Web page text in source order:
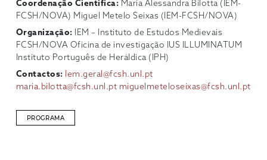
Coordenação Cientifica: Maria Alessandra Bilotta (IEM-
FCSH/NOVA) Miguel Metelo Seixas (IEM-FCSH/NOVA)
Organização: IEM – Instituto de Estudos Medievais
FCSH/NOVA Oficina de investigação IUS ILLUMINATUM
Instituto Português de Heráldica (IPH)
Contactos: Iem.geral@fcsh.unl.pt
maria.bilotta@fcsh.unl.pt miguelmeteloseixas@fcsh.unl.pt
PROGRAMA